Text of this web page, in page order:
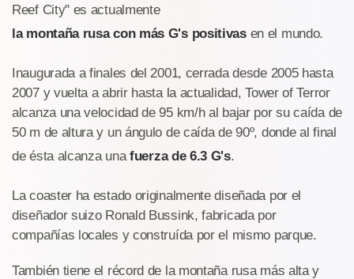
Reef City" es actualmente
la montaña rusa con más G's positivasen el mundo.
Inaugurada a finales del 2001, cerrada desde 2005 hasta
2007 y vuelta a abrir hasta la actualidad, Tower of Terror
alcanza una velocidad de 95 km/h al bajar por su caída de
50 m de altura y un ángulo de caída de 90º, donde al final
de ésta alcanza unafuerza de 6.3 G's.
La coaster ha estado originalmente diseñada por el
diseñador suizo Ronald Bussink, fabricada por
compañías locales y construída por el mismo parque.
También tiene el récord de la montaña rusa más alta y